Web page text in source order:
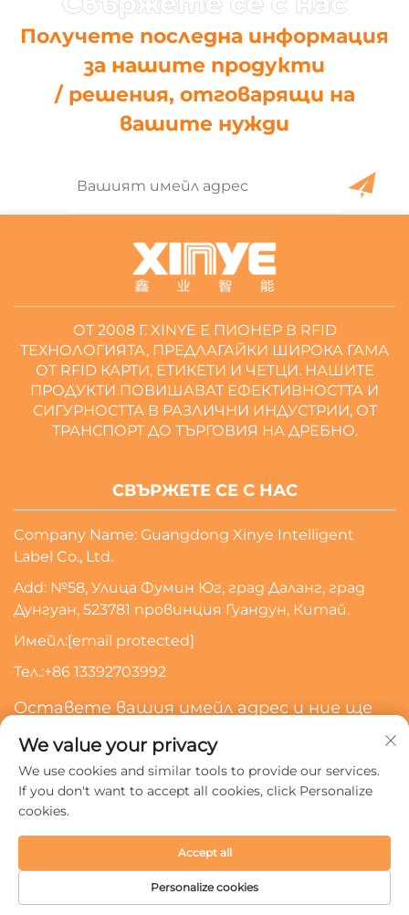
Получете последна информация
за нашите продукти
/ решения, отговарящи на
вашите нужди
ОТ 2008 Г. XINYE Е ПИОНЕР В RFID
ТЕХНОЛОГИЯТА, ПРЕДЛАГАЙКИ ШИРОКА ГАМА
ОТ RFID КАРТИ, ЕТИКЕТИ И ЧЕТЦИ. НАШИТЕ
ПРОДУКТИ ПОВИШАВАТ ЕФЕКТИВНОСТТА И
СИГУРНОСТТА В РАЗЛИЧНИ ИНДУСТРИИ, ОТ
ТРАНСПОРТ ДО ТЪРГОВИЯ НА ДРЕБНО.
СВЪРЖЕТЕ СЕ С НАС
Company Name: Guangdong Xinye Intelligent
Label Co., Ltd.
Add: №58, Улица Фумин Юг, град Даланг, град
Дунгуан, 523781 провинция Гуандун, Китай.
Имейл:[email protected]
Тел.:+86 13392703992
Оставете вашия имейл адрес и ние ще
Абонирайте Се
Политика за поверителност
We value your privacy
We use cookies and similar tools to provide our services.
If you don't want to accept all cookies, click Personalize
cookies.
Personalize cookies
Accept all